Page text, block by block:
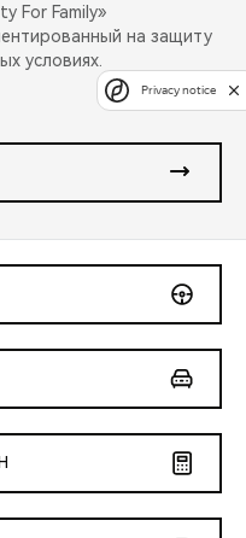
For Family»
на защиту
условиях.
Privacy notice